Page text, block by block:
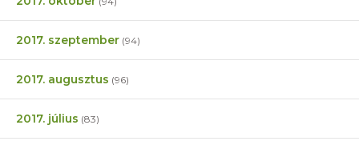
2017. szeptember (94)
2017. augusztus (96)
2017. július (83)